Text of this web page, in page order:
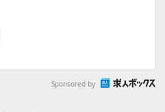
Sponsored by